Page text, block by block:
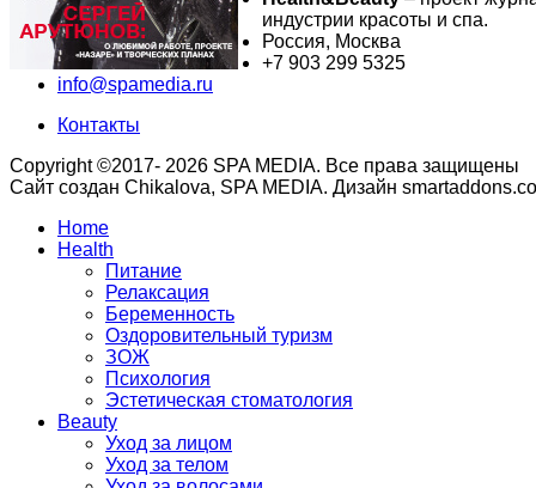
индустрии красоты и спа.
Россия, Москва
+7 903 299 5325
info@spamedia.ru
Контакты
Copyright ©2017- 2026 SPA MEDIA. Все права защищены
Сайт создан Chikalova, SPA MEDIA. Дизайн
Home
Health
Питание
Релаксация
Беременность
Оздоровительный туризм
ЗОЖ
Психология
Эстетическая стоматология
Beauty
Уход за лицом
Уход за телом